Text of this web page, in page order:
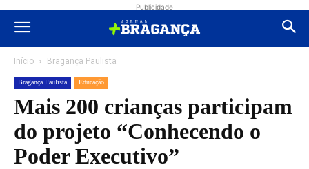
Publicidade
Início Bragança Paulista
Bragança Paulista Educação
Mais 200 crianças participam
do projeto “Conhecendo o
Poder Executivo”